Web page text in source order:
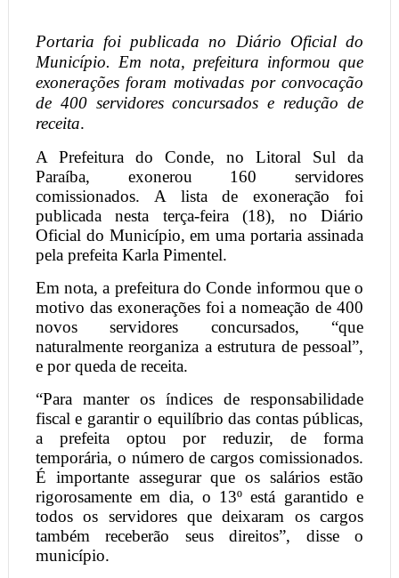
Portaria foi publicada no Diário Oficial do
Município. Em nota, prefeitura informou que
exonerações foram motivadas por convocação
de 400 servidores concursados e redução de
receita.
A Prefeitura do Conde, no Litoral Sul da
Paraíba, exonerou 160 servidores
comissionados. A lista de exoneração foi
publicada nesta terça-feira (18), no Diário
Oficial do Município, em uma portaria assinada
pela prefeita Karla Pimentel.
Em nota, a prefeitura do Conde informou que o
motivo das exonerações foi a nomeação de 400
novos servidores concursados, “que
naturalmente reorganiza a estrutura de pessoal”,
e por queda de receita.
“Para manter os índices de responsabilidade
fiscal e garantir o equilíbrio das contas públicas,
a prefeita optou por reduzir, de forma
temporária, o número de cargos comissionados.
É importante assegurar que os salários estão
rigorosamente em dia, o 13º está garantido e
todos os servidores que deixaram os cargos
também receberão seus direitos”, disse o
município.